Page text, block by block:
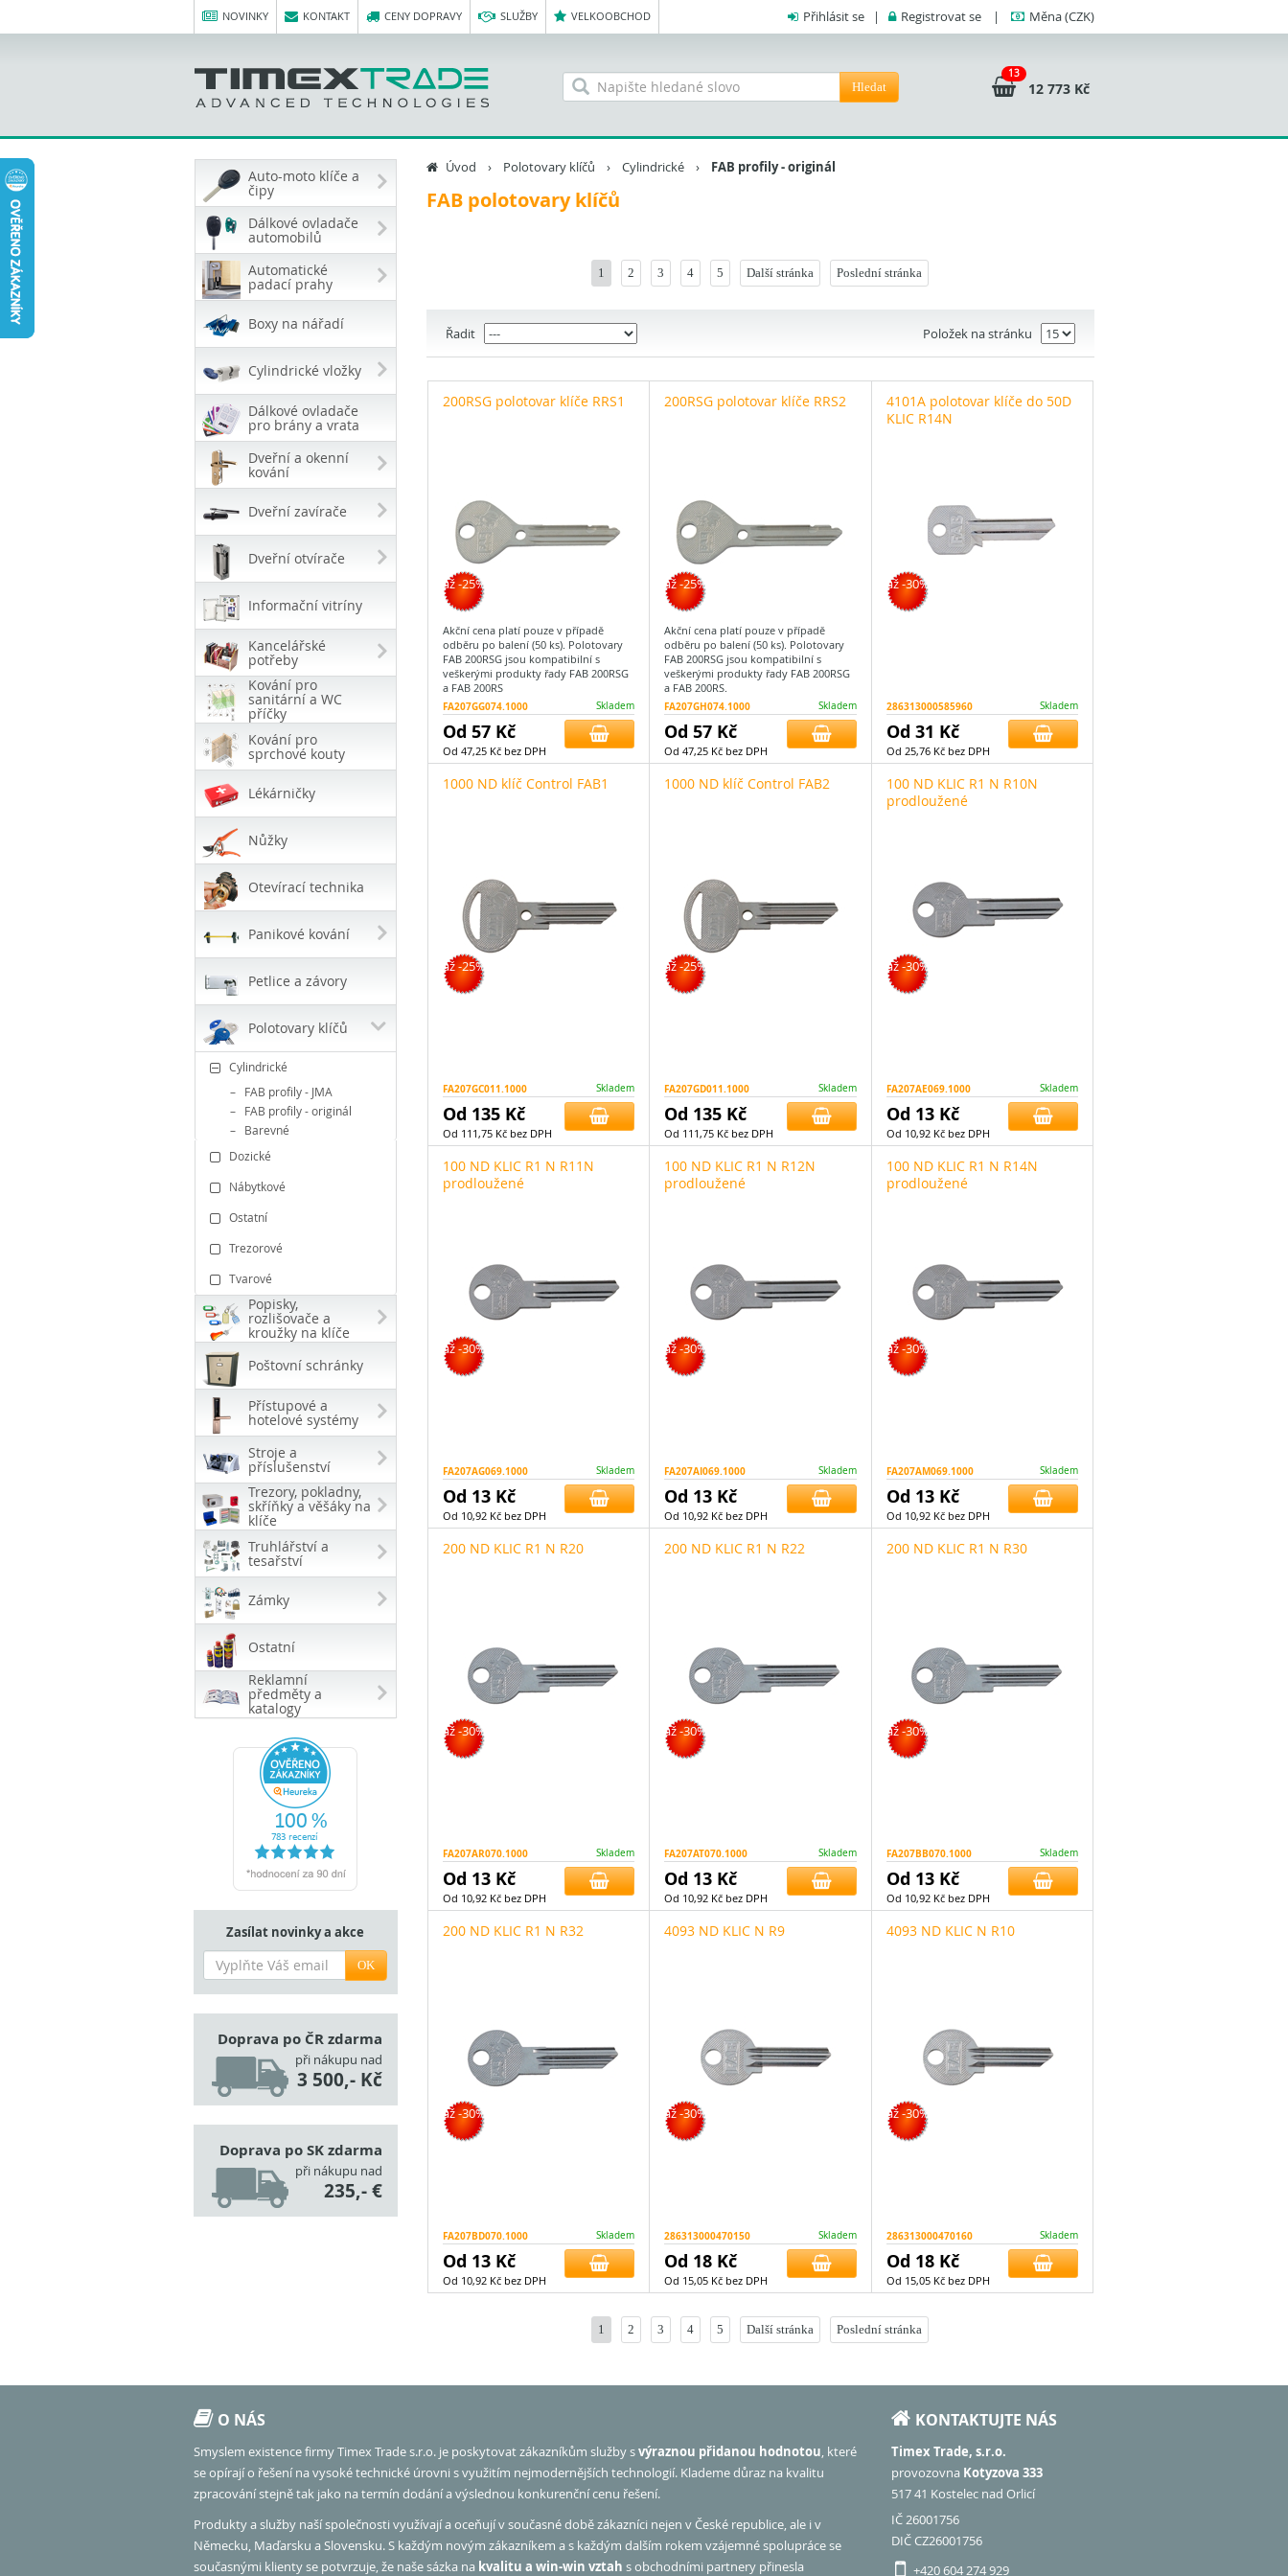
NOVINKY KONTAKT CENY DOPRAVY SLUŽBY VELKOOBCHOD Přihlásit se | Registrovat se | Měna(CZK)
13
12 773 Kč
Hledat
Auto-moto klíče a
čipy
Dálkové ovladače
automobilů
Automatické
padací prahy
Boxy na nářadí
Cylindrické vložky
Dálkové ovladače
pro brány a vrata
Dveřní a okenní
kování
Dveřní zavírače
Dveřní otvírače
Informační vitríny
Kancelářské
potřeby
Kování pro
sanitární a WC
příčky
Kování pro
sprchové kouty
Lékárničky
Nůžky
Otevírací technika
Panikové kování
Petlice a závory
Polotovary klíčů
Cylindrické
FAB profily - JMA
FAB profily - originál
Barevné
Dozické
Nábytkové
Ostatní
Trezorové
Tvarové
Popisky,
rozlišovače a
kroužky na klíče
Poštovní schránky
Přístupové a
hotelové systémy
Stroje a
příslušenství
Trezory, pokladny,
skříňky a věšáky na
klíče
Truhlářství a
tesařství
Zámky
Ostatní
Reklamní
předměty a
katalogy
Zasílat novinky a akce
OK
Doprava po ČR zdarma
při nákupu nad
3 500,- Kč
Doprava po SK zdarma
při nákupu nad
235,- €
Úvod › Polotovary klíčů › Cylindrické› FAB profily - originál
FAB polotovary klíčů
1 2 3 4 5 Další stránka Poslední stránka
Řadit Položek na stránku
200RSG polotovar klíče RRS1
až -25%
Akční cena platí pouze v případě
odběru po balení (50 ks). Polotovary
FAB 200RSG jsou kompatibilní s
veškerými produkty řady FAB 200RSG
a FAB 200RS
FA207GG074.1000 Skladem
Od 57 Kč
Od 47,25 Kč bez DPH
200RSG polotovar klíče RRS2
až -25%
Akční cena platí pouze v případě
odběru po balení (50 ks). Polotovary
FAB 200RSG jsou kompatibilní s
veškerými produkty řady FAB 200RSG
a FAB 200RS.
FA207GH074.1000 Skladem
Od 57 Kč
Od 47,25 Kč bez DPH
4101A polotovar klíče do 50D
KLIC R14N
až -30%
286313000585960 Skladem
Od 31 Kč
Od 25,76 Kč bez DPH
1000 ND klíč Control FAB1
až -25%
FA207GC011.1000 Skladem
Od 135 Kč
Od 111,75 Kč bez DPH
1000 ND klíč Control FAB2
až -25%
FA207GD011.1000 Skladem
Od 135 Kč
Od 111,75 Kč bez DPH
100 ND KLIC R1 N R10N
prodloužené
až -30%
FA207AE069.1000 Skladem
Od 13 Kč
Od 10,92 Kč bez DPH
100 ND KLIC R1 N R11N
prodloužené
až -30%
FA207AG069.1000 Skladem
Od 13 Kč
Od 10,92 Kč bez DPH
100 ND KLIC R1 N R12N
prodloužené
až -30%
FA207AI069.1000 Skladem
Od 13 Kč
Od 10,92 Kč bez DPH
100 ND KLIC R1 N R14N
prodloužené
až -30%
FA207AM069.1000 Skladem
Od 13 Kč
Od 10,92 Kč bez DPH
200 ND KLIC R1 N R20
až -30%
FA207AR070.1000 Skladem
Od 13 Kč
Od 10,92 Kč bez DPH
200 ND KLIC R1 N R22
až -30%
FA207AT070.1000 Skladem
Od 13 Kč
Od 10,92 Kč bez DPH
200 ND KLIC R1 N R30
až -30%
FA207BB070.1000 Skladem
Od 13 Kč
Od 10,92 Kč bez DPH
200 ND KLIC R1 N R32
až -30%
FA207BD070.1000 Skladem
Od 13 Kč
Od 10,92 Kč bez DPH
4093 ND KLIC N R9
až -30%
286313000470150 Skladem
Od 18 Kč
Od 15,05 Kč bez DPH
4093 ND KLIC N R10
až -30%
286313000470160 Skladem
Od 18 Kč
Od 15,05 Kč bez DPH
1 2 3 4 5 Další stránka Poslední stránka
O NÁS
Smyslem existence firmy Timex Trade s.r.o. je poskytovat zákazníkům služby svýraznou přidanou hodnotou, které
se opírají o řešení na vysoké technické úrovni s využitím nejmodernějších technologií. Klademe důraz na kvalitu
zpracování stejně tak jako na termín dodání a výslednou konkurenční cenu řešení.
Produkty a služby naší společnosti využívají a oceňují v současné době zákazníci nejen v České republice, ale i v
Německu, Maďarsku a Slovensku. S každým novým zákazníkem a s každým dalším rokem vzájemné spolupráce se
současnými klienty se potvrzuje, že naše sázka na kvalitu a win-win vztah s obchodními partnery přinesla
KONTAKTUJTE NÁS
Timex Trade, s.r.o.
provozovna Kotyzova 333
517 41 Kostelec nad Orlicí
IČ 26001756
DIČ CZ26001756
+420 604 274 929